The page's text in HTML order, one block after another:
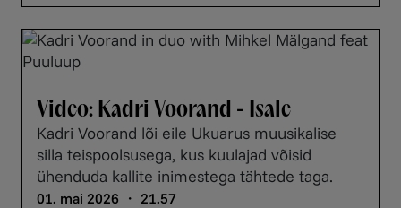
Video: Kadri Voorand - Isale
Kadri Voorand lõi eile Ukuarus muusikalise
silla teispoolsusega, kus kuulajad võisid
ühenduda kallite inimestega tähtede taga.
01. mai 2026 ・ 21.57